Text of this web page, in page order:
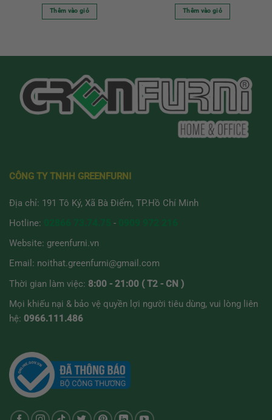
Thêm vào giỏ Thêm vào giỏ
CÔNG TY TNHH GREENFURNI
Địa chỉ: 191 Tô Ký, Xã Bà Điểm, TP.Hồ Chí Minh
Hotline:
-
Website: greenfurni.vn
Email: noithat.greenfurni@gmail.com
Thời gian làm việc: 8:00 - 21:00 ( T2 - CN )
Mọi khiếu nại & bảo vệ quyền lợi người tiêu dùng, vui lòng liên
hệ: 0966.111.486